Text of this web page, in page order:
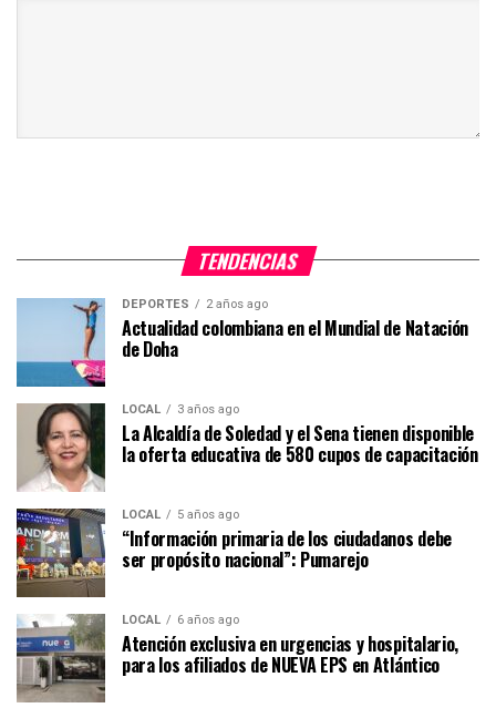
TENDENCIAS
DEPORTES 2 años ago
Actualidad colombiana en el Mundial de Natación
de Doha
LOCAL 3 años ago
La Alcaldía de Soledad y el Sena tienen disponible
la oferta educativa de 580 cupos de capacitación
LOCAL 5 años ago
“Información primaria de los ciudadanos debe
ser propósito nacional”: Pumarejo
LOCAL 6 años ago
Atención exclusiva en urgencias y hospitalario,
para los afiliados de NUEVA EPS en Atlántico